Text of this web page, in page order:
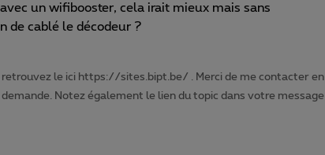
un wifibooster, cela irait mieux mais sans
de cablé le décodeur ?
retrouvez le ici https://sites.bipt.be/ . Merci de me contacter en
Notez également le lien du topic dans votre message